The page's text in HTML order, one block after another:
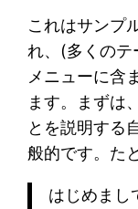
これはサンプ
れ、(多くのテ
メニューに含
ます。まずは
とを説明する
般的です。た
はじめまし